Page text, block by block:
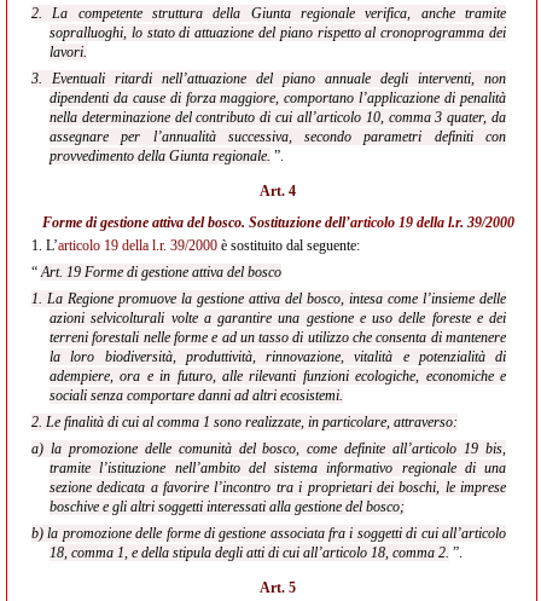
2. La competente struttura della Giunta regionale verifica, anche tramite
sopralluoghi, lo stato di attuazione del piano rispetto al cronoprogramma dei
lavori.
3. Eventuali ritardi nell’attuazione del piano annuale degli interventi, non
dipendenti da cause di forza maggiore, comportano l’applicazione di penalità
nella determinazione del contributo di cui all’articolo 10, comma 3 quater, da
assegnare per l’annualità successiva, secondo parametri definiti con
provvedimento della Giunta regionale. ”.
Art. 4
Forme di gestione attiva del bosco. Sostituzione dell’articolo 19 della l.r. 39/2000
1. L’articolo 19 della l.r. 39/2000 è sostituito dal seguente:
“Art. 19 Forme di gestione attiva del bosco
1. La Regione promuove la gestione attiva del bosco, intesa come l’insieme delle
azioni selvicolturali volte a garantire una gestione e uso delle foreste e dei
terreni forestali nelle forme e ad un tasso di utilizzo che consenta di mantenere
la loro biodiversità, produttività, rinnovazione, vitalità e potenzialità di
adempiere, ora e in futuro, alle rilevanti funzioni ecologiche, economiche e
sociali senza comportare danni ad altri ecosistemi.
2. Le finalità di cui al comma 1 sono realizzate, in particolare, attraverso:
a) la promozione delle comunità del bosco, come definite all’articolo 19 bis,
tramite l’istituzione nell’ambito del sistema informativo regionale di una
sezione dedicata a favorire l’incontro tra i proprietari dei boschi, le imprese
boschive e gli altri soggetti interessati alla gestione del bosco;
b) la promozione delle forme di gestione associata fra i soggetti di cui all’articolo
18, comma 1, e della stipula degli atti di cui all’articolo 18, comma 2. ”.
Art. 5